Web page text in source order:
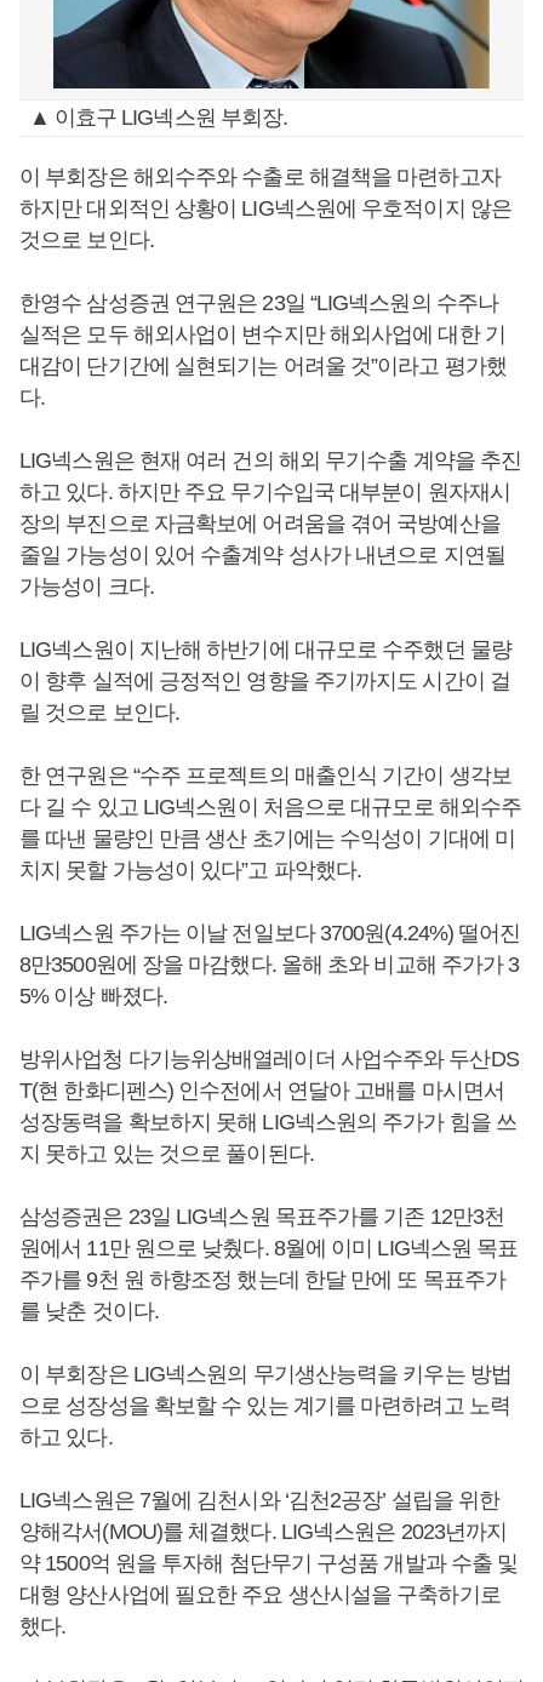
▲ 이효구 LIG넥스원 부회장.
이 부회장은 해외수주와 수출로 해결책을 마련하고자
하지만 대외적인 상황이 LIG넥스원에 우호적이지 않은
것으로 보인다.
한영수 삼성증권 연구원은 23일 “LIG넥스원의 수주나
실적은 모두 해외사업이 변수지만 해외사업에 대한 기
대감이 단기간에 실현되기는 어려울 것”이라고 평가했
다.
LIG넥스원은 현재 여러 건의 해외 무기수출 계약을 추진
하고 있다. 하지만 주요 무기수입국 대부분이 원자재시
장의 부진으로 자금확보에 어려움을 겪어 국방예산을
줄일 가능성이 있어 수출계약 성사가 내년으로 지연될
가능성이 크다.
LIG넥스원이 지난해 하반기에 대규모로 수주했던 물량
이 향후 실적에 긍정적인 영향을 주기까지도 시간이 걸
릴 것으로 보인다.
한 연구원은 “수주 프로젝트의 매출인식 기간이 생각보
다 길 수 있고 LIG넥스원이 처음으로 대규모로 해외수주
를 따낸 물량인 만큼 생산 초기에는 수익성이 기대에 미
치지 못할 가능성이 있다”고 파악했다.
LIG넥스원 주가는 이날 전일보다 3700원(4.24%) 떨어진
8만3500원에 장을 마감했다. 올해 초와 비교해 주가가 3
5% 이상 빠졌다.
방위사업청 다기능위상배열레이더 사업수주와 두산DS
T(현 한화디펜스) 인수전에서 연달아 고배를 마시면서
성장동력을 확보하지 못해 LIG넥스원의 주가가 힘을 쓰
지 못하고 있는 것으로 풀이된다.
삼성증권은 23일 LIG넥스원 목표주가를 기존 12만3천
원에서 11만 원으로 낮췄다. 8월에 이미 LIG넥스원 목표
주가를 9천 원 하향조정 했는데 한달 만에 또 목표주가
를 낮춘 것이다.
이 부회장은 LIG넥스원의 무기생산능력을 키우는 방법
으로 성장성을 확보할 수 있는 계기를 마련하려고 노력
하고 있다.
LIG넥스원은 7월에 김천시와 ‘김천2공장’ 설립을 위한
양해각서(MOU)를 체결했다. LIG넥스원은 2023년까지
약 1500억 원을 투자해 첨단무기 구성품 개발과 수출 및
대형 양산사업에 필요한 주요 생산시설을 구축하기로
했다.